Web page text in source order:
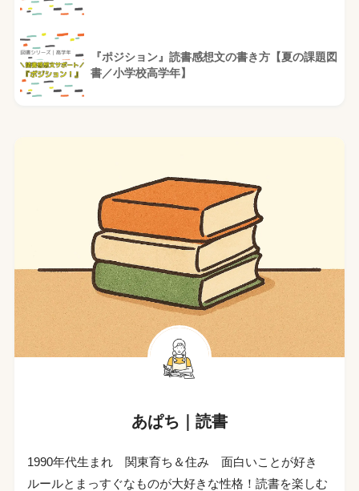
『ポジション』読書感想文の書き方【夏の課題図
書／小学校高学年】
あぱち｜読書
1990年代生まれ 関東育ち＆住み 面白いことが好き
ルールとまっすぐなものが大好きな性格！読書を楽しむ